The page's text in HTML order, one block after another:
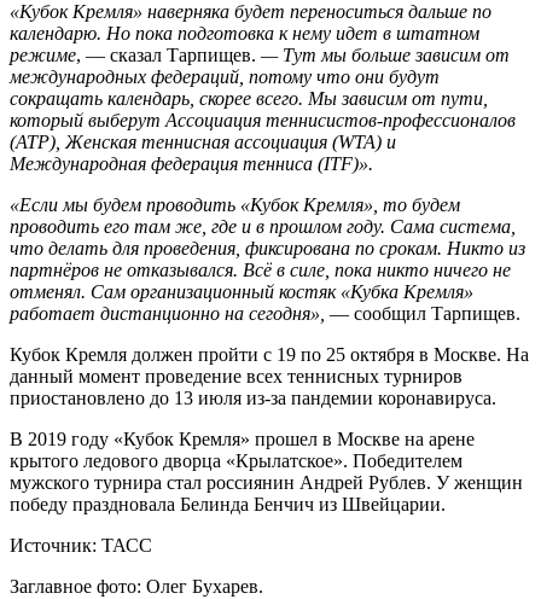
«Кубок Кремля» наверняка будет переноситься дальше по
календарю. Но пока подготовка к нему идет в штатном
режиме, — сказал Тарпищев. — Тут мы больше зависим от
международных федераций, потому что они будут
сокращать календарь, скорее всего. Мы зависим от пути,
который выберут Ассоциация теннисистов-профессионалов
(ATP), Женская теннисная ассоциация (WTA) и
Международная федерация тенниса (ITF)».
«Если мы будем проводить «Кубок Кремля», то будем
проводить его там же, где и в прошлом году. Сама система,
что делать для проведения, фиксирована по срокам. Никто из
партнёров не отказывался. Всё в силе, пока никто ничего не
отменял. Сам организационный костяк «Кубка Кремля»
работает дистанционно на сегодня», — сообщил Тарпищев.
Кубок Кремля должен пройти с 19 по 25 октября в Москве. На
данный момент проведение всех теннисных турниров
приостановлено до 13 июля из-за пандемии коронавируса.
В 2019 году «Кубок Кремля» прошел в Москве на арене
крытого ледового дворца «Крылатское». Победителем
мужского турнира стал россиянин Андрей Рублев. У женщин
победу праздновала Белинда Бенчич из Швейцарии.
Источник: ТАСС
Заглавное фото: Олег Бухарев.